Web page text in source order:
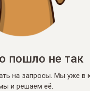
пошло не так
на запросы. Мы уже в
и решаем её.